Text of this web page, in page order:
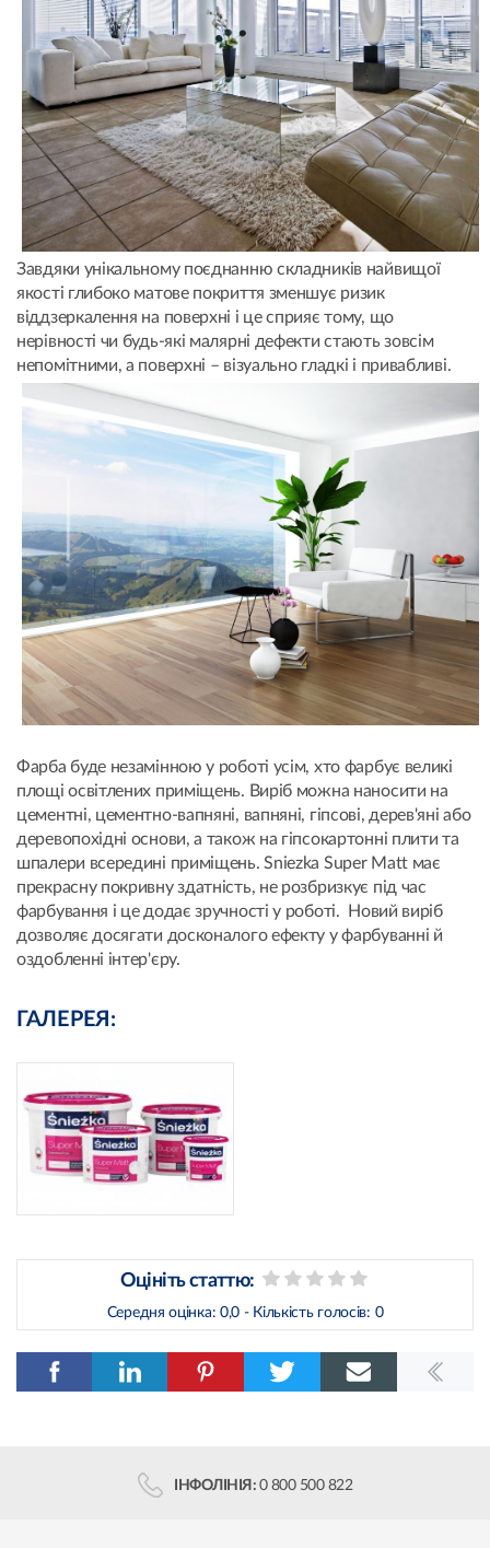
Завдяки унікальному поєднанню складників найвищої
якості глибоко матове покриття зменшує ризик
віддзеркалення на поверхні і це сприяє тому, що
нерівності чи будь-які малярні дефекти стають зовсім
непомітними, а поверхні – візуально гладкі і привабливі.
Фарба буде незамінною у роботі усім, хто фарбує великі
площі освітлених приміщень. Виріб можна наносити на
цементні, цементно-вапняні, вапняні, гіпсові, дерев'яні або
деревопохідні основи, а також на гіпсокартонні плити та
шпалери всередині приміщень. Sniezka Super Matt має
прекрасну покривну здатність, не розбризкує під час
фарбування і це додає зручності у роботі. Новий виріб
дозволяє досягати досконалого ефекту у фарбуванні й
оздобленні інтер'єру.
ГАЛЕРЕЯ:
Оцініть статтю:
Середня оцінка: 0,0 - Кількість голосів: 0
ІНФОЛІНІЯ: 0 800 500 822